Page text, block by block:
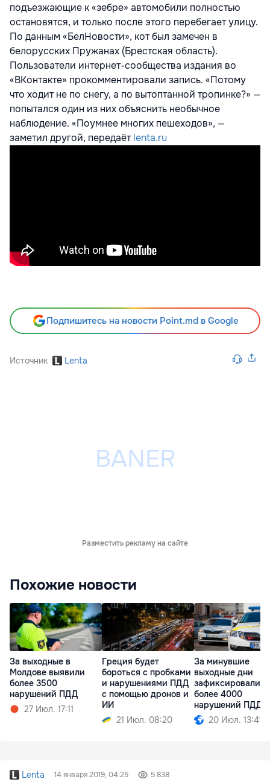
подъезжающие к «зебре» автомобили полностью
остановятся, и только после этого перебегает улицу.
По данным «БелНовости», кот был замечен в
белорусских Пружанах (Брестская область).
Пользователи интернет-сообщества издания во
«ВКонтакте» прокомментировали запись. «Потому
что ходит не по снегу, а по вытоптанной тропинке?» —
попытался один из них объяснить необычное
наблюдение. «Поумнее многих пешеходов», —
заметил другой, передаётlenta.ru
Подпишитесь на новости Point.md в Google
Источник Lenta
Разместить рекламу на сайте
Похожие новости
За выходные в
Молдове выявили
более 3500
нарушений ПДД
27 Июл. 17:11
Греция будет
бороться с пробками
и нарушениями ПДД
с помощью дронов и
ИИ
21 Июл. 08:20
За минувшие
выходные дни
зафиксировали
более 4000
нарушений ПДД
20 Июл. 13:41
Lenta 14 января 2019, 04:25 5 838